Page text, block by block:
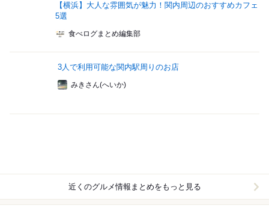
【横浜】大人な雰囲気が魅力！関内周辺のおすすめカフェ
5選
食べログまとめ編集部
3人で利用可能な関内駅周りのお店
みきさん(へいか)
近くのグルメ情報まとめをもっと見る